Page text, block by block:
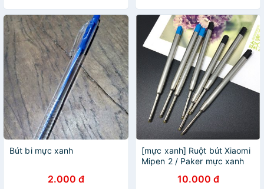
Bút bi mực xanh
2.000 đ
[mực xanh] Ruột bút Xiaomi
Mipen 2 / Paker mực xanh
10.000 đ